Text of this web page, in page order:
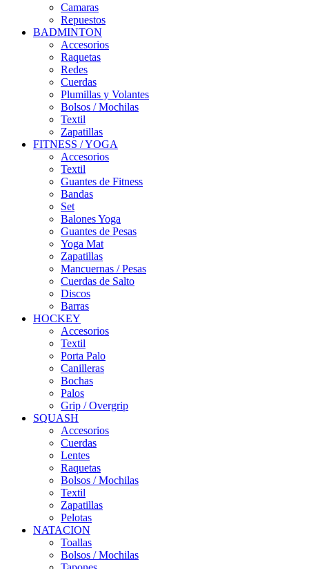
Camaras
Repuestos
BADMINTON
Accesorios
Raquetas
Redes
Cuerdas
Plumillas y Volantes
Bolsos / Mochilas
Textil
Zapatillas
FITNESS / YOGA
Accesorios
Textil
Guantes de Fitness
Bandas
Set
Balones Yoga
Guantes de Pesas
Yoga Mat
Zapatillas
Mancuernas / Pesas
Cuerdas de Salto
Discos
Barras
HOCKEY
Accesorios
Textil
Porta Palo
Canilleras
Bochas
Palos
Grip / Overgrip
SQUASH
Accesorios
Cuerdas
Lentes
Raquetas
Bolsos / Mochilas
Textil
Zapatillas
Pelotas
NATACION
Toallas
Bolsos / Mochilas